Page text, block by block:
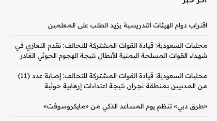
اقتراب دوام الهيئات التدريسية يزيد الطلب على المعلمين
محليات السعودية: قيادة القوات المشتركة للتحالف: نقدم التعازي في
شهداء القوات المسلحة اليمنية الأبطال نتيجة الهجوم الحوثي الغادر
محليات السعودية: قيادة القوات المشتركة للتحالف: إصابة عدد (11)
من المدنيين بمنطقة نجران نتيجة اعتداءات إرهابية حوثية
«طرق دبي» تنظم يوم المساعد الذكي من «مايكروسوفت»